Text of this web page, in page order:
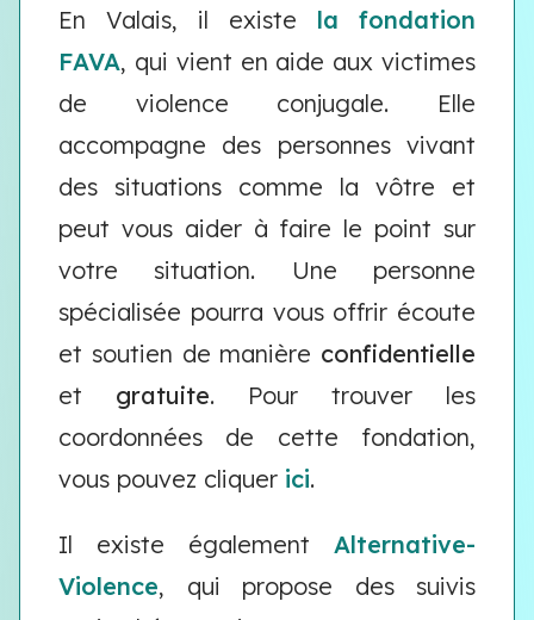
En Valais, il existe la fondation
FAVA, qui vient en aide aux victimes
de violence conjugale. Elle
accompagne des personnes vivant
des situations comme la vôtre et
peut vous aider à faire le point sur
votre situation. Une personne
spécialisée pourra vous offrir écoute
et soutien de manière confidentielle
et gratuite. Pour trouver les
coordonnées de cette fondation,
vous pouvez cliquer ici.
Il existe également Alternative-
Violence, qui propose des suivis